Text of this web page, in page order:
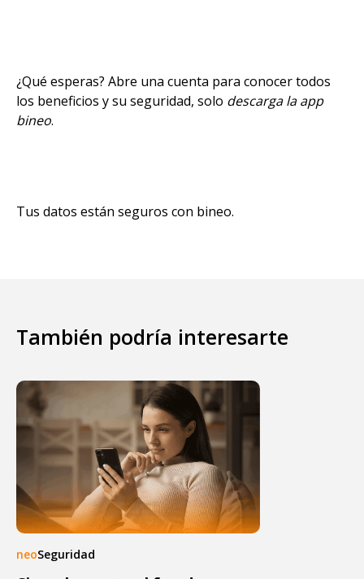
¿Qué esperas? Abre una cuenta para conocer todos
los beneficios y su seguridad, solo descarga la app
bineo.
Tus datos están seguros con bineo.
También podría interesarte
neoFinanzas
¿Qué es la salud financiera?
26 febrero 2025